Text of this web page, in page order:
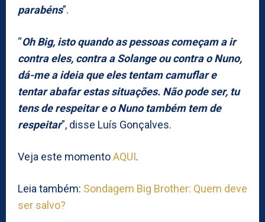
parabéns”.
“Oh Big, isto quando as pessoas começam a ir
contra eles, contra a Solange ou contra o Nuno,
dá-me a ideia que eles tentam camuflar e
tentar abafar estas situações. Não pode ser, tu
tens de respeitar e o Nuno também tem de
respeitar”, disse Luís Gonçalves.
Veja este momentoAQUI.
Leia também: Sondagem Big Brother: Quem deve
ser salvo?